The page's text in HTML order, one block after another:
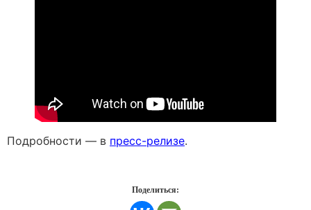
Подробности — в пресс-релизе.
Поделиться: